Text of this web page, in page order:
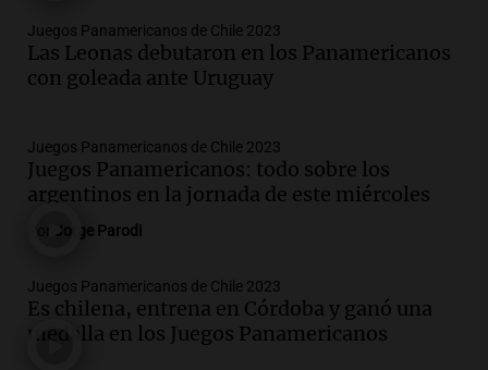
Juegos Panamericanos de Chile 2023
Las Leonas debutaron en los Panamericanos
con goleada ante Uruguay
Juegos Panamericanos de Chile 2023
Juegos Panamericanos: todo sobre los
argentinos en la jornada de este miércoles
Jorge Parodi
Juegos Panamericanos de Chile 2023
Es chilena, entrena en Córdoba y ganó una
medalla en los Juegos Panamericanos